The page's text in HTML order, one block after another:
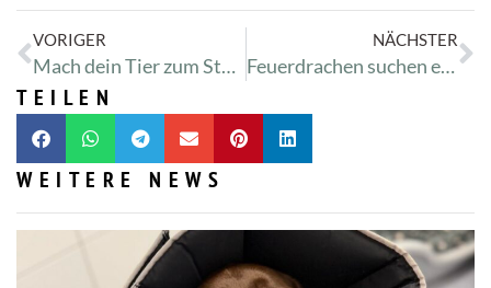
VORIGER
Mach dein Tier zum Star! Tierheimkalender 2017: Bewirb dich jetzt!
NÄCHSTER
Feuerdrachen suchen ein geduldiges Zuhause!
TEILEN
WEITERE NEWS